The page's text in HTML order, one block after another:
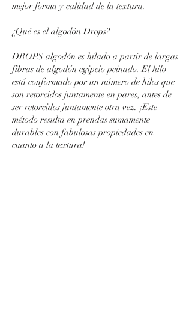
mejor forma y calidad de la textura.
¿Qué es el algodón Drops?
DROPS algodón es hilado a partir de largas
fibras de algodón egipcio peinado. El hilo
está conformado por un número de hilos que
son retorcidos juntamente en pares, antes de
ser retorcidos juntamente otra vez. ¡Este
método resulta en prendas sumamente
durables con fabulosas propiedades en
cuanto a la textura!